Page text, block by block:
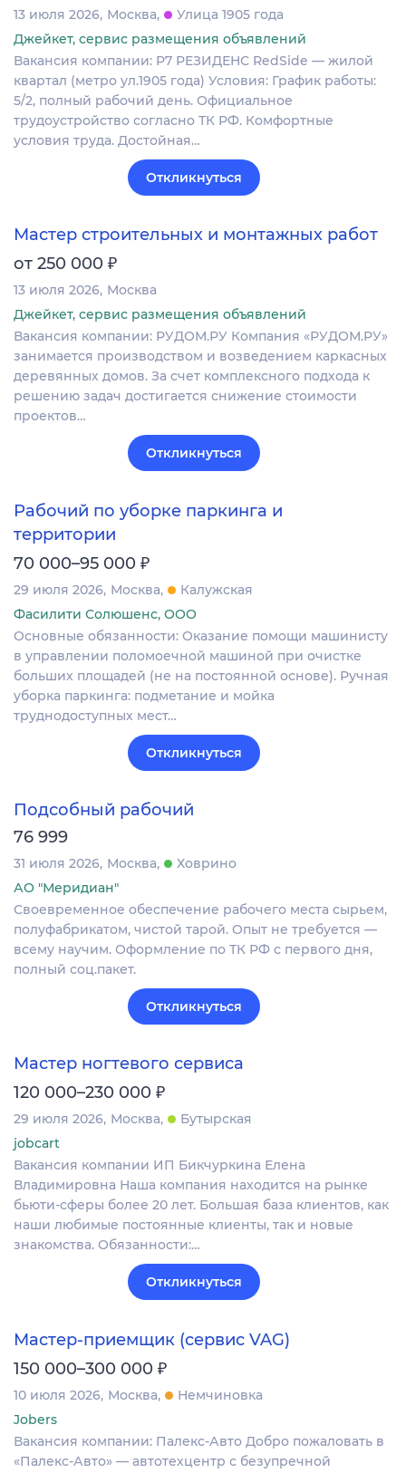
13 июля 2026 Москва
Улица 1905 года
Джейкет, сервис размещения объявлений
Вакансия компании: Р7 РЕЗИДЕНС RedSide — жилой
квартал (метро ул.1905 года) Условия: График работы:
5/2, полный рабочий день. Официальное
трудоустройство согласно ТК РФ. Комфортные
условия труда. Достойная…
Откликнуться
Мастер строительных и монтажных работ
от 250 000 ₽
13 июля 2026 Москва
Джейкет, сервис размещения объявлений
Вакансия компании: РУДОМ.РУ Компания «РУДОМ.РУ»
занимается производством и возведением каркасных
деревянных домов. За счет комплексного подхода к
решению задач достигается снижение стоимости
проектов…
Откликнуться
Рабочий по уборке паркинга и
территории
70 000–95 000 ₽
29 июля 2026 Москва
Калужская
Фасилити Солюшенс, ООО
Основные обязанности: Оказание помощи машинисту
в управлении поломоечной машиной при очистке
больших площадей (не на постоянной основе). Ручная
уборка паркинга: подметание и мойка
труднодоступных мест…
Откликнуться
Подсобный рабочий
76 999
31 июля 2026 Москва
Ховрино
АО "Меридиан"
Своевременное обеспечение рабочего места сырьем,
полуфабрикатом, чистой тарой. Опыт не требуется —
всему научим. Оформление по ТК РФ с первого дня,
полный соц.пакет.
Откликнуться
Мастер ногтевого сервиса
120 000–230 000 ₽
29 июля 2026 Москва
Бутырская
jobcart
Вакансия компании ИП Бикчуркина Елена
Владимировна Наша компания находится на рынке
бьюти-сферы более 20 лет. Большая база клиентов, как
наши любимые постоянные клиенты, так и новые
знакомства. Обязанности:…
Откликнуться
Мастер-приемщик (сервис VAG)
150 000–300 000 ₽
10 июля 2026 Москва
Немчиновка
Jobers
Вакансия компании: Палекс-Авто Добро пожаловать в
«Палекс‑Авто» — автотехцентр с безупречной